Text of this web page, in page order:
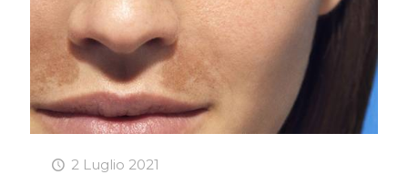
2 Luglio 2021